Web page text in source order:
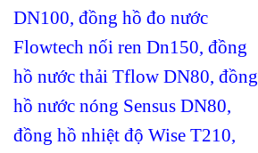
DN100, đồng hồ đo nước
Flowtech nối ren Dn150, đồng
hồ nước thải Tflow DN80, đồng
hồ nước nóng Sensus DN80,
đồng hồ nhiệt độ Wise T210,